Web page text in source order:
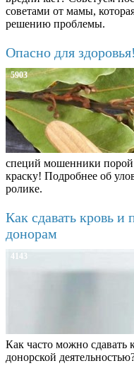
советами от мамы,
решению проблемы.
Опасно для
5903
специй мошенники
краску! Подробнее об
ролике.
Как сдавать кровь и
донорам
4143
Как часто можно сдавать
донорской